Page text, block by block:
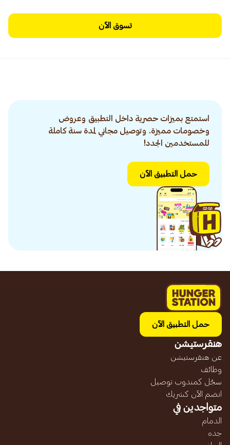
تسوق الآن
استمتع بميزات حصرية داخل التطبيق وعروض
وخصومات مميزة. وتوصيل مجاني لمدة سنة كاملة
للمستخدمين الجدد!
حمل التطبيق الآن
حمل التطبيق الآن
هنقرستيشن
عن هنقرستيشن
وظائف
سجّل كمندوب توصيل
انضم الآن كشريك
متواجدين في
الدمام
جده